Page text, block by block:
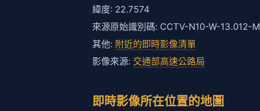
緯度: 22.7574
來源原始識別碼: CCTV-N10-W-13.012-M
其他: 附近的即時影像清單
影像來源: 交通部高速公路局
即時影像所在位置的地圖